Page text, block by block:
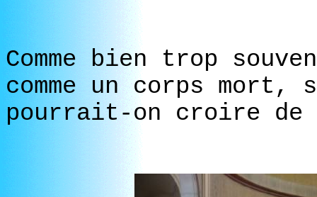
Comme bien trop
comme un corps
pourrait-on croire de